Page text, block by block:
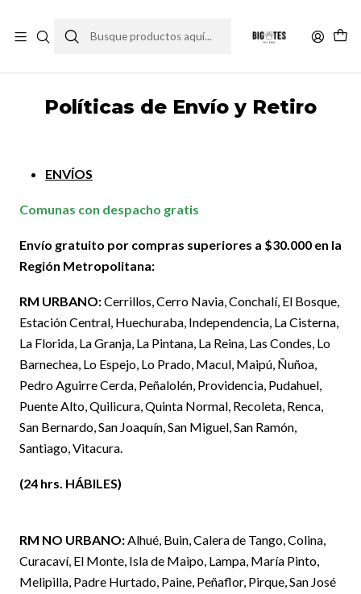
Políticas de Envío y Retiro
ENVÍOS
Comunas con despacho gratis
Envío gratuito por compras superiores a $30.000 en la
Región Metropolitana:
RM URBANO:Cerrillos, Cerro Navia, Conchalí, El Bosque,
Estación Central, Huechuraba, Independencia, La Cisterna,
La Florida, La Granja, La Pintana, La Reina, Las Condes, Lo
Barnechea, Lo Espejo, Lo Prado, Macul, Maipú, Ñuñoa,
Pedro Aguirre Cerda, Peñalolén, Providencia, Pudahuel,
Puente Alto, Quilicura, Quinta Normal, Recoleta, Renca,
San Bernardo, San Joaquín, San Miguel, San Ramón,
Santiago, Vitacura.
(24 hrs. HÁBILES)
RM NO URBANO:Alhué, Buin, Calera de Tango, Colina,
Curacaví, El Monte, Isla de Maipo, Lampa, María Pinto,
Melipilla, Padre Hurtado, Paine, Peñaflor, Pirque, San José